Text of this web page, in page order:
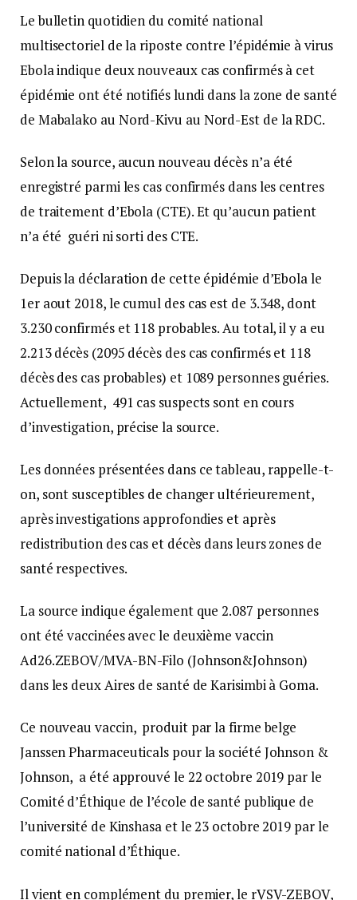
Le bulletin quotidien du comité national
multisectoriel de la riposte contre l’épidémie à virus
Ebola indique deux nouveaux cas confirmés à cet
épidémie ont été notifiés lundi dans la zone de santé
de Mabalako au Nord-Kivu au Nord-Est de la RDC.
Selon la source, aucun nouveau décès n’a été
enregistré parmi les cas confirmés dans les centres
de traitement d’Ebola (CTE). Et qu’aucun patient
n’a été guéri ni sorti des CTE.
Depuis la déclaration de cette épidémie d’Ebola le
1er aout 2018, le cumul des cas est de 3.348, dont
3.230 confirmés et 118 probables. Au total, il y a eu
2.213 décès (2095 décès des cas confirmés et 118
décès des cas probables) et 1089 personnes guéries.
Actuellement, 491 cas suspects sont en cours
d’investigation, précise la source.
Les données présentées dans ce tableau, rappelle-t-
on, sont susceptibles de changer ultérieurement,
après investigations approfondies et après
redistribution des cas et décès dans leurs zones de
santé respectives.
La source indique également que 2.087 personnes
ont été vaccinées avec le deuxième vaccin
Ad26.ZEBOV/MVA-BN-Filo (Johnson&Johnson)
dans les deux Aires de santé de Karisimbi à Goma.
Ce nouveau vaccin, produit par la firme belge
Janssen Pharmaceuticals pour la société Johnson &
Johnson, a été approuvé le 22 octobre 2019 par le
Comité d’Éthique de l’école de santé publique de
l’université de Kinshasa et le 23 octobre 2019 par le
comité national d’Éthique.
Il vient en complément du premier, le rVSV-ZEBOV,